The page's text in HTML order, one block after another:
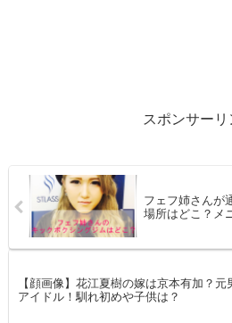
スポンサーリ
フェフ姉さんが
場所はどこ？メ
【顔画像】花江夏樹の嫁は京本有加？元
アイドル！馴れ初めや子供は？